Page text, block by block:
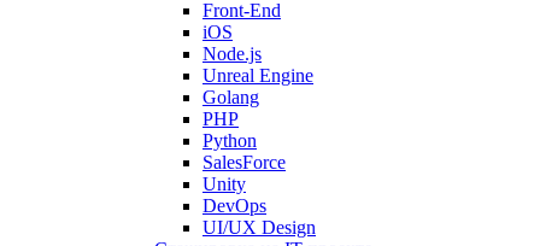
Front-End
iOS
Node.js
Unreal Engine
Golang
PHP
Python
SalesForce
Unity
DevOps
UI/UX Design